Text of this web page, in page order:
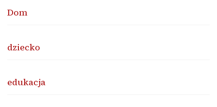
Dom
dziecko
edukacja